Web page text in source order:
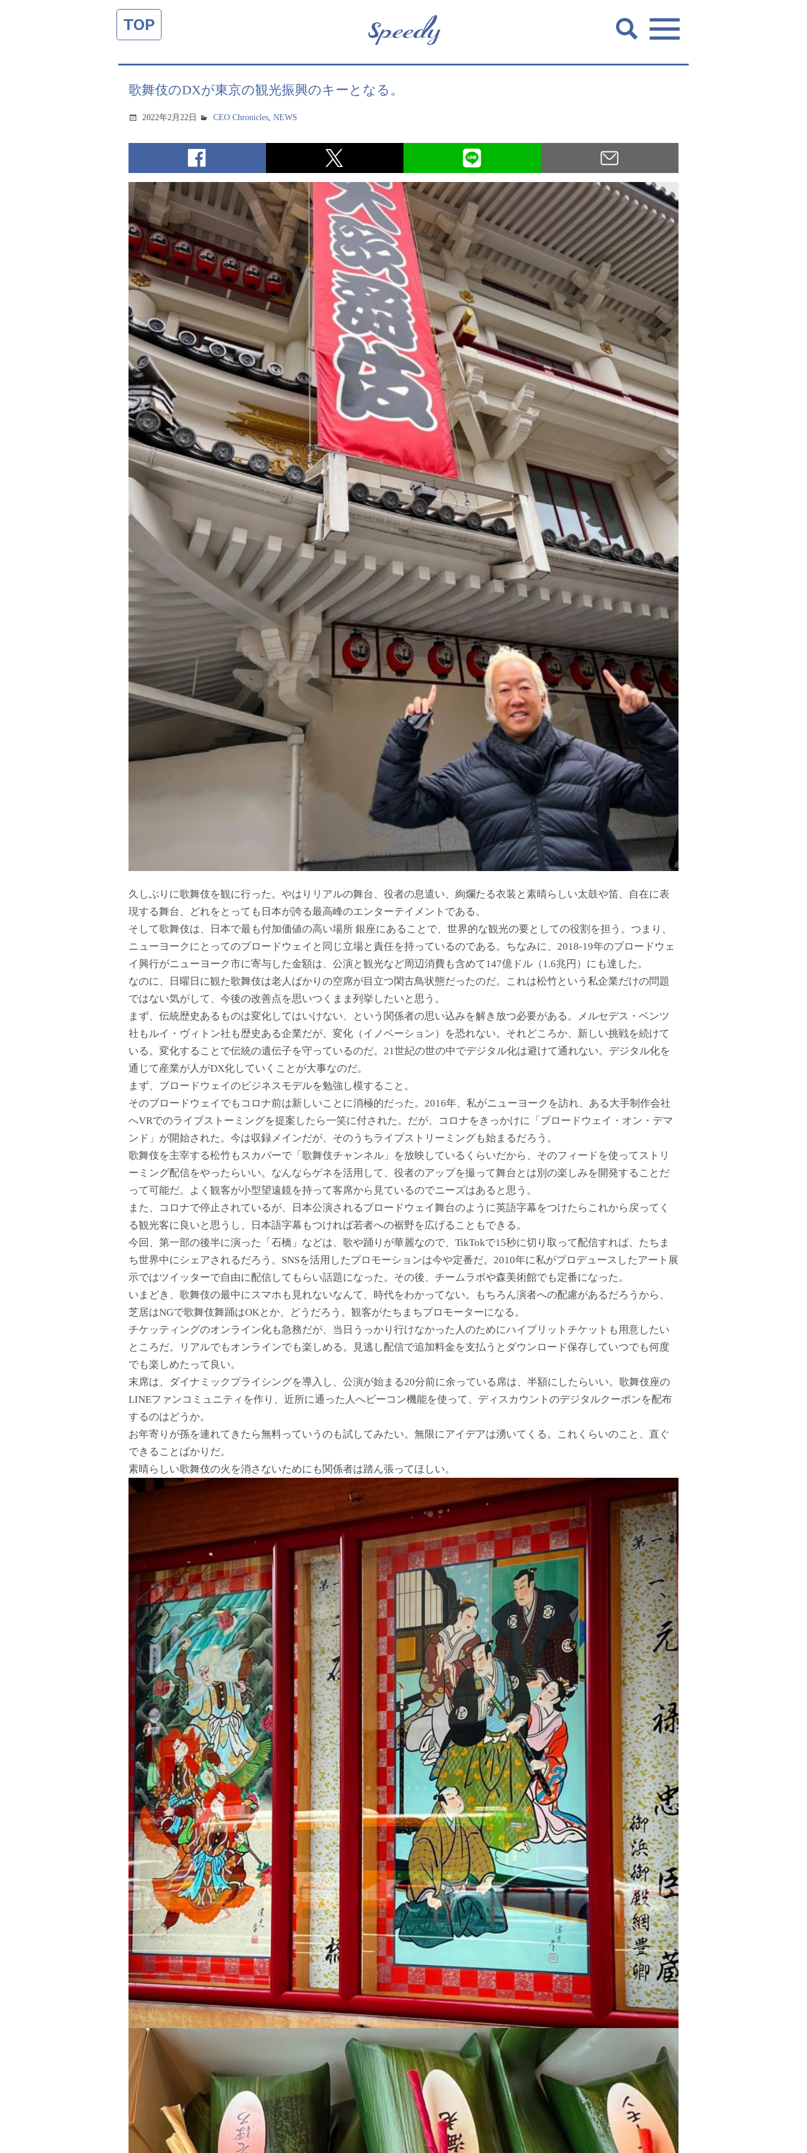
TOP
歌舞伎のDXが東京の観光振興のキーとなる。
2022年2月22日 CEO Chronicles,NEWS
久しぶりに歌舞伎を観に行った。やはりリアルの舞台、役者の息遣い、絢爛たる衣装と素晴らしい太鼓や笛、自在に表
現する舞台、どれをとっても日本が誇る最高峰のエンターテイメントである。
そして歌舞伎は、日本で最も付加価値の高い場所 銀座にあることで、世界的な観光の要としての役割を担う。つまり、
ニューヨークにとってのブロードウェイと同じ立場と責任を持っているのである。ちなみに、2018-19年のブロードウェ
イ興行がニューヨーク市に寄与した金額は、公演と観光など周辺消費も含めて147億ドル（1.6兆円）にも達した。
なのに、日曜日に観た歌舞伎は老人ばかりの空席が目立つ閑古鳥状態だったのだ。これは松竹という私企業だけの問題
ではない気がして、今後の改善点を思いつくまま列挙したいと思う。
まず、伝統歴史あるものは変化してはいけない、という関係者の思い込みを解き放つ必要がある。メルセデス・ベンツ
社もルイ・ヴィトン社も歴史ある企業だが、変化（イノベーション）を恐れない。それどころか、新しい挑戦を続けて
いる。変化することで伝統の遺伝子を守っているのだ。21世紀の世の中でデジタル化は避けて通れない。デジタル化を
通じて産業が人がDX化していくことが大事なのだ。
まず、ブロードウェイのビジネスモデルを勉強し模すること。
そのブロードウェイでもコロナ前は新しいことに消極的だった。2016年、私がニューヨークを訪れ、ある大手制作会社
へVRでのライブストーミングを提案したら一笑に付された。だが、コロナをきっかけに「ブロードウェイ・オン・デマ
ンド」が開始された。今は収録メインだが、そのうちライブストリーミングも始まるだろう。
歌舞伎を主宰する松竹もスカパーで「歌舞伎チャンネル」を放映しているくらいだから、そのフィードを使ってストリ
ーミング配信をやったらいい。なんならゲネを活用して、役者のアップを撮って舞台とは別の楽しみを開発することだ
って可能だ。よく観客が小型望遠鏡を持って客席から見ているのでニーズはあると思う。
また、コロナで停止されているが、日本公演されるブロードウェイ舞台のように英語字幕をつけたらこれから戻ってく
る観光客に良いと思うし、日本語字幕もつければ若者への裾野を広げることもできる。
今回、第一部の後半に演った「石橋」などは、歌や踊りが華麗なので、TikTokで15秒に切り取って配信すれば、たちま
ち世界中にシェアされるだろう。SNSを活用したプロモーションは今や定番だ。2010年に私がプロデュースしたアート展
示ではツイッターで自由に配信してもらい話題になった。その後、チームラボや森美術館でも定番になった。
いまどき、歌舞伎の最中にスマホも見れないなんて、時代をわかってない。もちろん演者への配慮があるだろうから、
芝居はNGで歌舞伎舞踊はOKとか、どうだろう。観客がたちまちプロモーターになる。
チケッティングのオンライン化も急務だが、当日うっかり行けなかった人のためにハイブリットチケットも用意したい
ところだ。リアルでもオンラインでも楽しめる。見逃し配信で追加料金を支払うとダウンロード保存していつでも何度
でも楽しめたって良い。
末席は、ダイナミックプライシングを導入し、公演が始まる20分前に余っている席は、半額にしたらいい。歌舞伎座の
LINEファンコミュニティを作り、近所に通った人へビーコン機能を使って、ディスカウントのデジタルクーポンを配布
するのはどうか。
お年寄りが孫を連れてきたら無料っていうのも試してみたい。無限にアイデアは湧いてくる。これくらいのこと、直ぐ
できることばかりだ。
素晴らしい歌舞伎の火を消さないためにも関係者は踏ん張ってほしい。